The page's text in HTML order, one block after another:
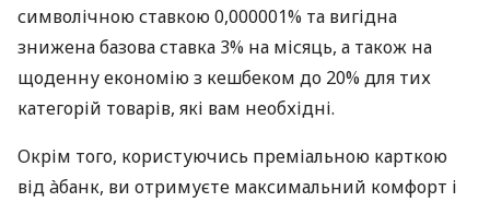
символічною ставкою 0,000001% та вигідна
знижена базова ставка 3% на місяць, а також на
щоденну економію з кешбеком до 20% для тих
категорій товарів, які вам необхідні.
Окрім того, користуючись преміальною карткою
від àбанк, ви отримуєте максимальний комфорт і